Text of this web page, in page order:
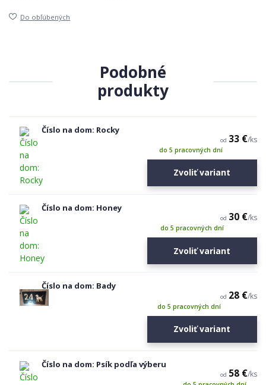
Do obľúbených
Podobné
produkty
Číslo na dom: Rocky
od 33 €/ks
do 5 pracovných dní
Zvoliť variant
Číslo na dom: Honey
od 30 €/ks
do 5 pracovných dní
Zvoliť variant
Číslo na dom: Bady
od 28 €/ks
do 5 pracovných dní
Zvoliť variant
Číslo na dom: Psík podľa výberu
od 58 €/ks